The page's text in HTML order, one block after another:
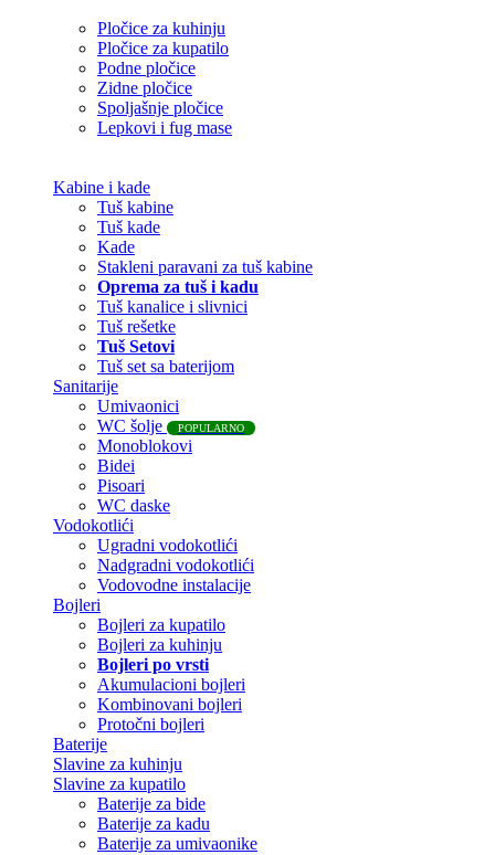
Pločice za kuhinju
Pločice za kupatilo
Podne pločice
Zidne pločice
Spoljašnje pločice
Lepkovi i fug mase
Kabine i kade
Tuš kabine
Tuš kade
Kade
Stakleni paravani za tuš kabine
Oprema za tuš i kadu
Tuš kanalice i slivnici
Tuš rešetke
Tuš Setovi
Tuš set sa baterijom
Sanitarije
Umivaonici
WC šolje
POPULARNO
Monoblokovi
Bidei
Pisoari
WC daske
Vodokotlići
Ugradni vodokotlići
Nadgradni vodokotlići
Vodovodne instalacije
Bojleri
Bojleri za kupatilo
Bojleri za kuhinju
Bojleri po vrsti
Akumulacioni bojleri
Kombinovani bojleri
Protočni bojleri
Baterije
Slavine za kuhinju
Slavine za kupatilo
Baterije za bide
Baterije za kadu
Baterije za umivaonike